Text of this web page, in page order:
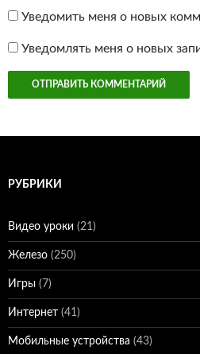
Уведомить меня о новых
Уведомлять меня о новых
РУБРИКИ
Видео уроки (21)
Железо (250)
Игры (7)
Интернет (41)
Мобильные устройства (43)